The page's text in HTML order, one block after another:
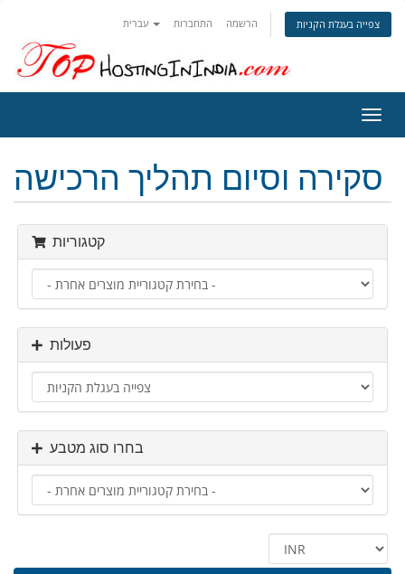
התחברות הרשמה צפייה בעגלת הקניות
ניווט
סקירה וסיום תהליך הרכישה
קטגוריות
פעולות
בחרו סוג מטבע